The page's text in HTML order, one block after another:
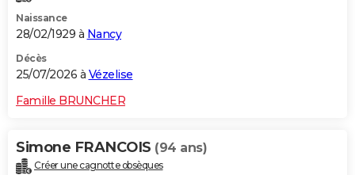
Destinations
City break
Voyage nature
Voyage de noces
Forum
Climat
+PHOTO
GUIDES D'ACHAT
Carte de Noël
Carte Bonne année
Carte Saint-Valentin
Carte Pâques
Carte d'anniversaire
DICTIONNAIRE
Naissance
28/02/1929 à Nancy
Décès
25/07/2026 à Vézelise
Famille BRUNCHER
Simone FRANCOIS (94 ans)
Créer une cagnotte obsèques